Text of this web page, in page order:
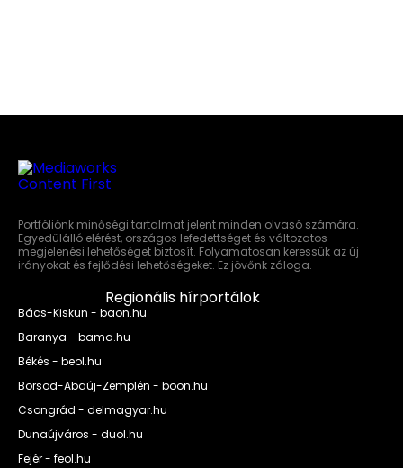
Portfóliónk minőségi tartalmat jelent minden olvasó számára.
Egyedülálló elérést, országos lefedettséget és változatos
megjelenési lehetőséget biztosít. Folyamatosan keressük az új
irányokat és fejlődési lehetőségeket. Ez jövőnk záloga.
Regionális hírportálok
Bács-Kiskun - baon.hu
Baranya - bama.hu
Békés - beol.hu
Borsod-Abaúj-Zemplén - boon.hu
Csongrád - delmagyar.hu
Dunaújváros - duol.hu
Fejér - feol.hu